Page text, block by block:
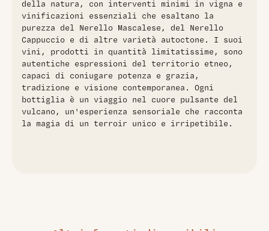
della natura, con interventi minimi in vigna e
vinificazioni essenziali che esaltano la
purezza del Nerello Mascalese, del Nerello
Cappuccio e di altre varietà autoctone. I suoi
vini, prodotti in quantità limitatissime, sono
autentiche espressioni del territorio etneo,
capaci di coniugare potenza e grazia,
tradizione e visione contemporanea. Ogni
bottiglia è un viaggio nel cuore pulsante del
vulcano, un'esperienza sensoriale che racconta
la magia di un terroir unico e irripetibile.